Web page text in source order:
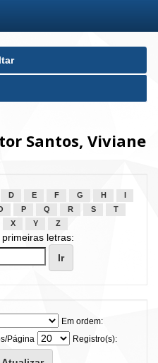
Santos, Viviane
D E F G H
P Q R S
T
X Y Z
letras:
Em ordem:
Página
Registro(s):